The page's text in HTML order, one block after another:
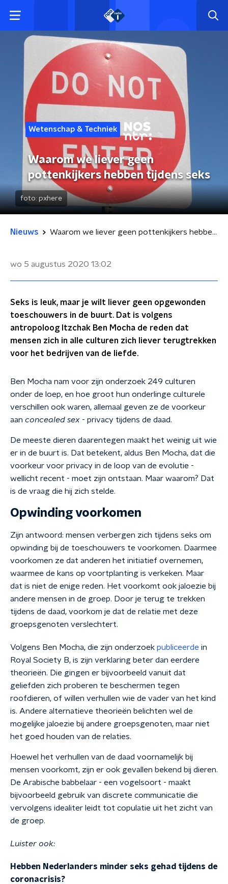
Wetenschap & Techniek
Waarom we liever geen
pottenkijkers hebben tijdens seks
foto: pxhere
Nieuws Waarom we liever geen pottenkijkers hebben tijdens seks
wo 5 augustus 2020 13:02
Seks is leuk, maar je wilt liever geen opgewonden
toeschouwers in de buurt. Dat is volgens
antropoloog Itzchak Ben Mocha de reden dat
mensen zich in alle culturen zich liever terugtrekken
voor het bedrijven van de liefde.
Ben Mocha nam voor zijn onderzoek 249 culturen
onder de loep, en hoe groot hun onderlinge culturele
verschillen ook waren, allemaal geven ze de voorkeur
aan concealed sex - privacy tijdens de daad.
De meeste dieren daarentegen maakt het weinig uit wie
er in de buurt is. Dat betekent, aldus Ben Mocha, dat die
voorkeur voor privacy in de loop van de evolutie -
wellicht recent - moet zijn ontstaan. Maar waarom? Dat
is de vraag die hij zich stelde.
Opwinding voorkomen
Zijn antwoord: mensen verbergen zich tijdens seks om
opwinding bij de toeschouwers te voorkomen. Daarmee
voorkomen ze dat anderen het initiatief overnemen,
waarmee de kans op voortplanting is verkeken. Maar
dat is niet de enige reden. Het voorkomt ook jaloezie bij
andere mensen in de groep. Door je terug te trekken
tijdens de daad, voorkom je dat de relatie met deze
groepsgenoten verslechtert.
Volgens Ben Mocha, die zijn onderzoek publiceerde in
Royal Society B, is zijn verklaring beter dan eerdere
theorieën. Die gingen er bijvoorbeeld vanuit dat
geliefden zich proberen te beschermen tegen
roofdieren, of willen verhullen wie de vader van het kind
is. Andere alternatieve theorieën belichten wel de
mogelijke jaloezie bij andere groepsgenoten, maar niet
het goed houden van de relaties.
Hoewel het verhullen van de daad voornamelijk bij
mensen voorkomt, zijn er ook gevallen bekend bij dieren.
De Arabische babbelaar - een vogelsoort - maakt
bijvoorbeeld gebruik van discrete communicatie die
vervolgens idealiter leidt tot copulatie uit het zicht van
de groep.
Luister ook:
Hebben Nederlanders minder seks gehad tijdens de
coronacrisis?